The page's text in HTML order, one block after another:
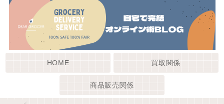
HOME 買取関係
商品販売関係